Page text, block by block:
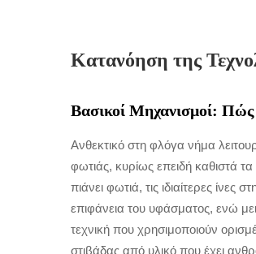
Κατανόηση της
Βασικοί Μηχανισμοί:
Ανθεκτικό στη φλόγα νήμα
φωτιάς, κυρίως επειδή καθιστά
πιάνει φωτιά, τις ιδιαίτερες
επιφάνεια του υφάσματος, ενώ
τεχνική που χρησιμοποιούν
στιβάδας από υλικό που έχει